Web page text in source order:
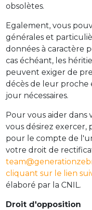
obsolètes.
Egalement, vous
générales et
données à caractère
cas échéant, les
peuvent exiger de
décès de leur proche
jour nécessaires.
Pour vous aider dans
vous désirez
pour le compte de
votre droit de
cliquant sur le lien
élaboré par la CNIL.
Droit d'opposition